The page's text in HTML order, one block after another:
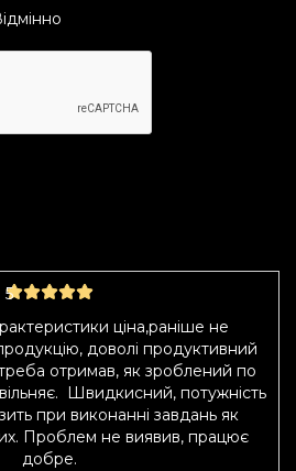
5
ціна,раніше не
доволі продуктивний
отримав, як зроблений по
Швидкисний, потужність
при виконанні завдань як
Проблем не виявив, працює
добре.